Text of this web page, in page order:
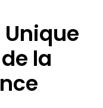
Unique
la